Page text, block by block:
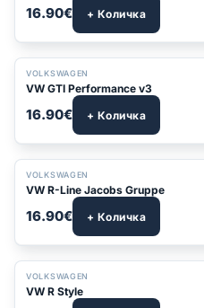
16.90€ + Количка
VOLKSWAGEN
VW GTI Performance v3
16.90€ + Количка
VOLKSWAGEN
VW R-Line Jacobs Gruppe
16.90€ + Количка
VOLKSWAGEN
VW R Style